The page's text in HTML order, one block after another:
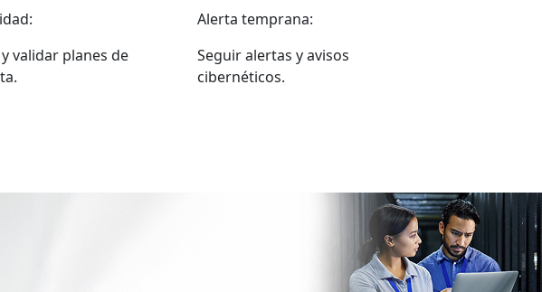
validar planes de
Alerta temprana:
Seguir alertas y avisos
cibernéticos.